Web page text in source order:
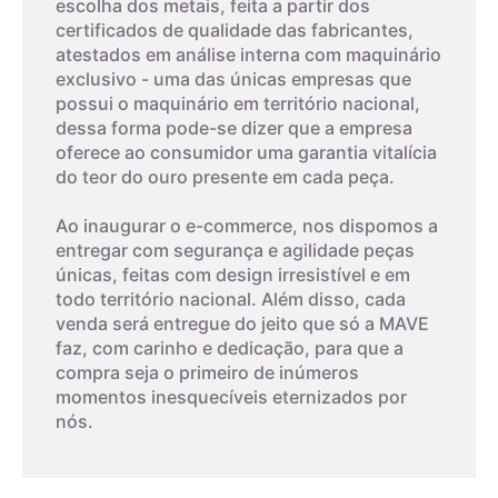
escolha dos metais, feita a partir dos
certificados de qualidade das fabricantes,
atestados em análise interna com maquinário
exclusivo - uma das únicas empresas que
possui o maquinário em território nacional,
dessa forma pode-se dizer que a empresa
oferece ao consumidor uma garantia vitalícia
do teor do ouro presente em cada peça.
Ao inaugurar o e-commerce, nos dispomos a
entregar com segurança e agilidade peças
únicas, feitas com design irresistível e em
todo território nacional. Além disso, cada
venda será entregue do jeito que só a MAVE
faz, com carinho e dedicação, para que a
compra seja o primeiro de inúmeros
momentos inesquecíveis eternizados por
nós.